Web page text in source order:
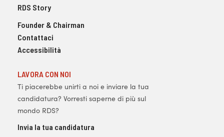
RDS Story
Founder & Chairman
Contattaci
Accessibilità
LAVORA CON NOI
Ti piacerebbe unirti a noi e inviare la tua
candidatura? Vorresti saperne di più sul
mondo RDS?
Invia la tua candidatura